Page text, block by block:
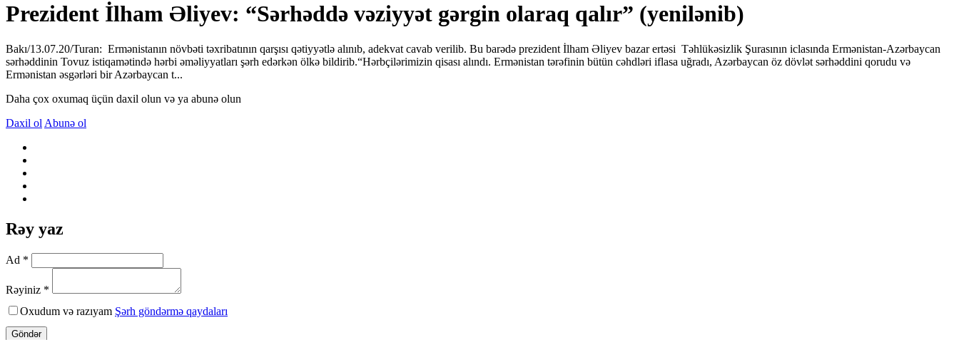
Prezident İlham Əliyev: “Sərhəddə vəziyyət gərgin olaraq qalır” (yenilənib)
Bakı/13.07.20/Turan: Ermənistanın növbəti təxribatının qarşısı qətiyyətlə alınıb, adekvat cavab verilib. Bu barədə prezident İlham Əliyev bazar ertəsi Təhlükəsizlik Şurasının iclasında Ermənistan-Azərbaycan
sərhəddinin Tovuz istiqamətində hərbi əməliyyatları şərh edərkən ölkə bildirib.“Hərbçilərimizin qisası alındı. Ermənistan tərəfinin bütün cəhdləri iflasa uğradı, Azərbaycan öz dövlət sərhəddini qorudu və
Ermənistan əsgərləri bir Azərbaycan t...
Daha çox oxumaq üçün daxil olun və ya abunə olun
Daxil ol Abunə ol
Rəy yaz
Ad *
Rəyiniz *
Oxudum və razıyam Şərh göndərmə qaydaları
Göndər